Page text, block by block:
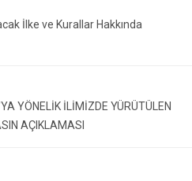
İlke ve Kurallar Hakkında
YÖNELİK İLİMİZDE YÜRÜTÜLEN
AÇIKLAMASI